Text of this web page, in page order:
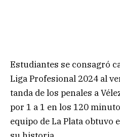
Estudiantes se consagró
Liga Profesional 2024 al
tanda de los penales a
por 1 a 1 en los 120
equipo de La Plata